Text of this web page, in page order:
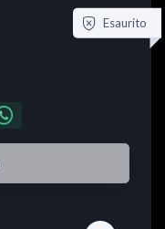
Esaurito